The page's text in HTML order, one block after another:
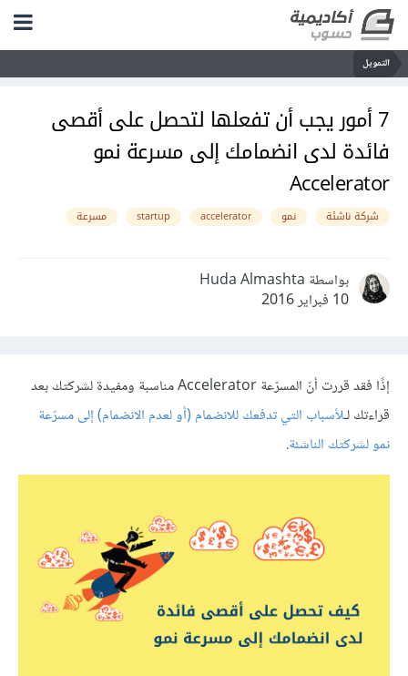
التمويل
7 أمور يجب أن تفعلها لتحصل على أقصى
فائدة لدى انضمامك إلى مسرعة نمو
Accelerator
شركة ناشئة نمو accelerator
startup مسرعة
بواسطة Huda Almashta
10 فبراير 2016
إذًا فقد قررت أنّ المسرّعة Accelerator مناسبة ومفيدة لشركتك بعد
قراءتك لـلأسباب التي تدفعك للانضمام (أو لعدم الانضمام) إلى مسرّعة
نمو لشركتك الناشئة.